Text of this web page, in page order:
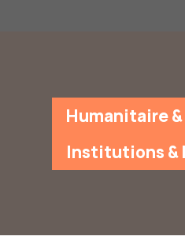
Humanitaire
Institutions &